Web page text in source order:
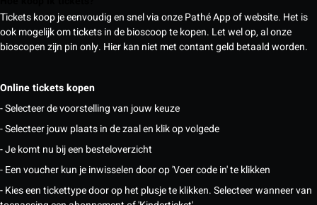
Tickets koop je eenvoudig en snel via onze Pathé App of website. Het is
ook mogelijk om tickets in de bioscoop te kopen. Let wel op, al onze
bioscopen zijn pin only. Hier kan niet met contant geld betaald worden.
Online tickets kopen
- Selecteer de voorstelling van jouw keuze
- Selecteer jouw plaats in de zaal en klik op volgede
- Je komt nu bij een besteloverzicht
- Een voucher kun je inwisselen door op 'Voer code in' te klikken
- Kies een tickettype door op het plusje te klikken. Selecteer wanneer van